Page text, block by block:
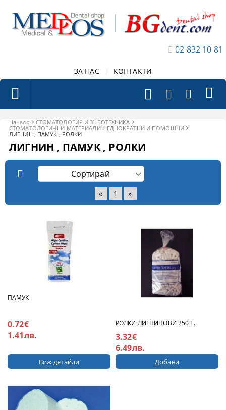
02 832 10 81
ЗА НАС КОНТАКТИ
Начало
СТОМАТОЛОГИЯ И ЗЪБОТЕХНИКА
СТОМАТОЛОГИЧНИ МАТЕРИАЛИ
ЕДНОКРАТНИ И ПОМОЩНИ
ЛИГНИН , ПАМУК , РОЛКИ
ЛИГНИН , ПАМУК , РОЛКИ
« 1 »
ПАМУК
0.72€
1.41лв.
Виж детайли
РОЛКИ ЛИГНИНОВИ 250 Г.
3.32€
6.49лв.